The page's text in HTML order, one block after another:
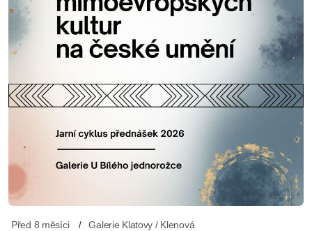
Před 8 měsíci Galerie Klatovy / Klenová